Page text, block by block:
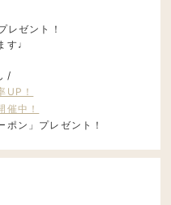
レゼント！
す♩
/
UP！
催中！
ポン」プレゼント！